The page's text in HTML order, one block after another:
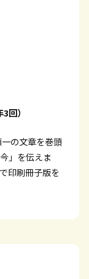
回）
の文章を巻頭
」を伝えま
印刷冊子版を